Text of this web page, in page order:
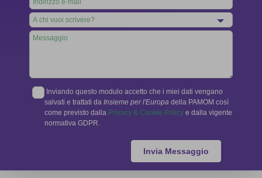
Inviando questo modulo accetto che i miei dati vengano
salvati e trattati da Insieme per l'Europa della PAMOM così
come previsto dalla Privacy & Cookie Policy e dalla vigente
normativa GDPR.
Invia Messaggio